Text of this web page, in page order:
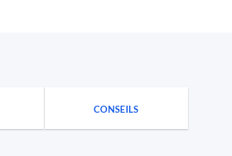
CONSEILS